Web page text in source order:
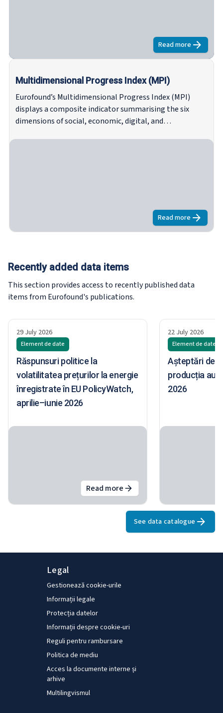
Read moreabout
Multidimensional Progress Index (MPI)
Eurofound’s Multidimensional Progress Index (MPI)
displays a composite indicator summarising the six
dimensions of social, economic, digital, and
Read moreabout
Recently added data items
This section provides access to recently published data
items from Eurofound's publications.
29 July 2026
Element de date
Răspunsuri politice la
volatilitatea prețurilor la energie
înregistrate în EU PolicyWatch,
aprilie–iunie 2026
Read more
aboutRăspunsuri politice la
22 July 2026
Element de date
Așteptări de
producția
2026
See data catalogue
Legal
Gestionează cookie-urile
Informații legale
Protecția datelor
Informații despre cookie-uri
Reguli pentru rambursare
Politica de mediu
Acces la documente interne și
arhive
Multilingvismul